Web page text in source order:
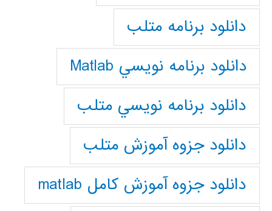
دانلود برنامه متلب
دانلود برنامه نويسي Matlab
دانلود برنامه نويسي متلب
دانلود جزوه آموزش متلب
دانلود جزوه آموزش کامل matlab